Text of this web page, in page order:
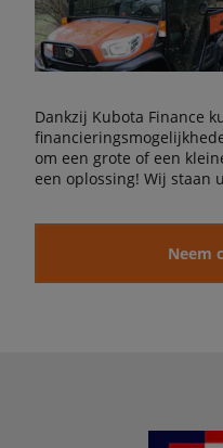
Dankzij Kubota Finance
om een grote of een
een oplossing! Wij staan
Neem